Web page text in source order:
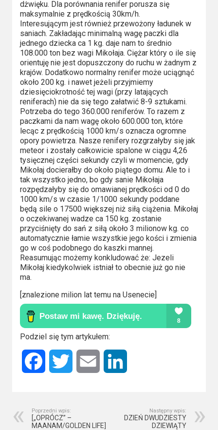
Streaming
Amazon
Prime
Video
Apple
TV
+
Disney+
HBO
Max
Netflix
Sky
Showtime
Podsumowania
2023
2022
2021
2020
2019
2018
2017
dżwięku. Dla porównania renifer porusza się
maksymalnie z prędkością 30km/h.
Interesującym jest również przewożony ładunek w
saniach. Zakładając minimalną wagę paczki dla
jednego dziecka ca 1 kg. daje nam to średnio
108.000 ton bez wagi Mikołaja. Ciężar który o ile się
orientuję nie jest dopuszczony do ruchu w żadnym z
krajów. Dodatkowo normalny renifer może uciągnąć
około 200 kg. i nawet jeżeli przyjmiemy
dziesięciokrotność tej wagi (przy latających
reniferach) nie da się tego załatwić 8-9 sztukami.
Potrzeba do tego 360.000 reniferów. To razem z
paczkami da nam wagę około 600.000 ton, które
lecąc z prędkością 1000 km/s oznacza ogromne
opory powietrza. Nasze renifery rozgrzałyby się jak
meteor i zostały całkowicie spalone w ciągu 4,26
tysięcznej części sekundy czyli w momencie, gdy
Mikołaj docierałby do około piątego domu. Ale to i
tak wszystko jedno, bo gdy sanie Mikołaja
rozpędzałyby się do omawianej prędkości od 0 do
1000 km/s w czasie 1/1000 sekundy poddane
będą sile o 17500 większej niż siłą ciążenia. Mikołaj
o oczekiwanej wadze ca 150 kg. zostanie
przyciśnięty do sań z siłą około 3 milionow kg. co
automatycznie łamie wszystkie jego kości i zmienia
go w coś podobnego do kaszki mannej.
Reasumując możemy konkludować że: Jezeli
Mikołaj kiedykolwiek istniał to obecnie już go nie
ma.
[znalezione milion lat temu na Usenecie]
Podziel się tym artykułem:
Facebook Twitter Email
Poprzedni wpis:
[„OPRÓCZ” –
MAANAM/GOLDEN LIFE]
Następny wpis:
DZIEŃ DWUDZIESTY
DZIEWIĄTY